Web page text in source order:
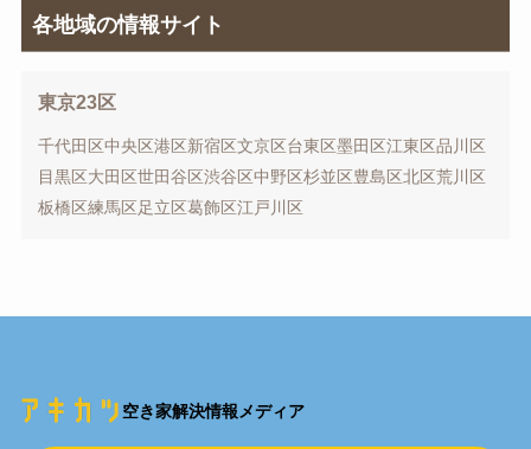
各地域の情報サイト
東京23区
千代田区中央区港区新宿区文京区台東区墨田区江東区品川区
目黒区大田区世田谷区渋谷区中野区杉並区豊島区北区荒川区
板橋区練馬区足立区葛飾区江戸川区
空き家解決情報メディア